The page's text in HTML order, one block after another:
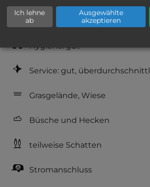
Geräuschkulisse:
Hygiene: gut
Service: gut,
Grasgelände, Wiese
Büsche und Hecken
teilweise Schatten
Stromanschluss
Ich lehne
ab
Ausgewählte
akzeptieren